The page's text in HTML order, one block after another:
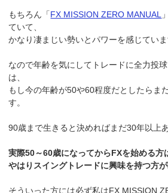
もちろん「FX MISSION ZERO MANUAL
ていて、
かなり凄まじい勢いとパワーを感じていま
なので年齢を気にしてトレードに全力投
は、
もし今の年齢が50や60程度だとしたらま
す。
90歳まで生きると決めればまだ30年以上
実際50～60歳になってからFXを始める方
やはりスイングトレードに興味を持つ方が
そういった方には必ず私はFX MISSION